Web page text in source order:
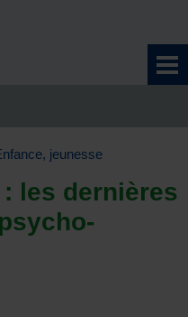
jeunesse
les dernières